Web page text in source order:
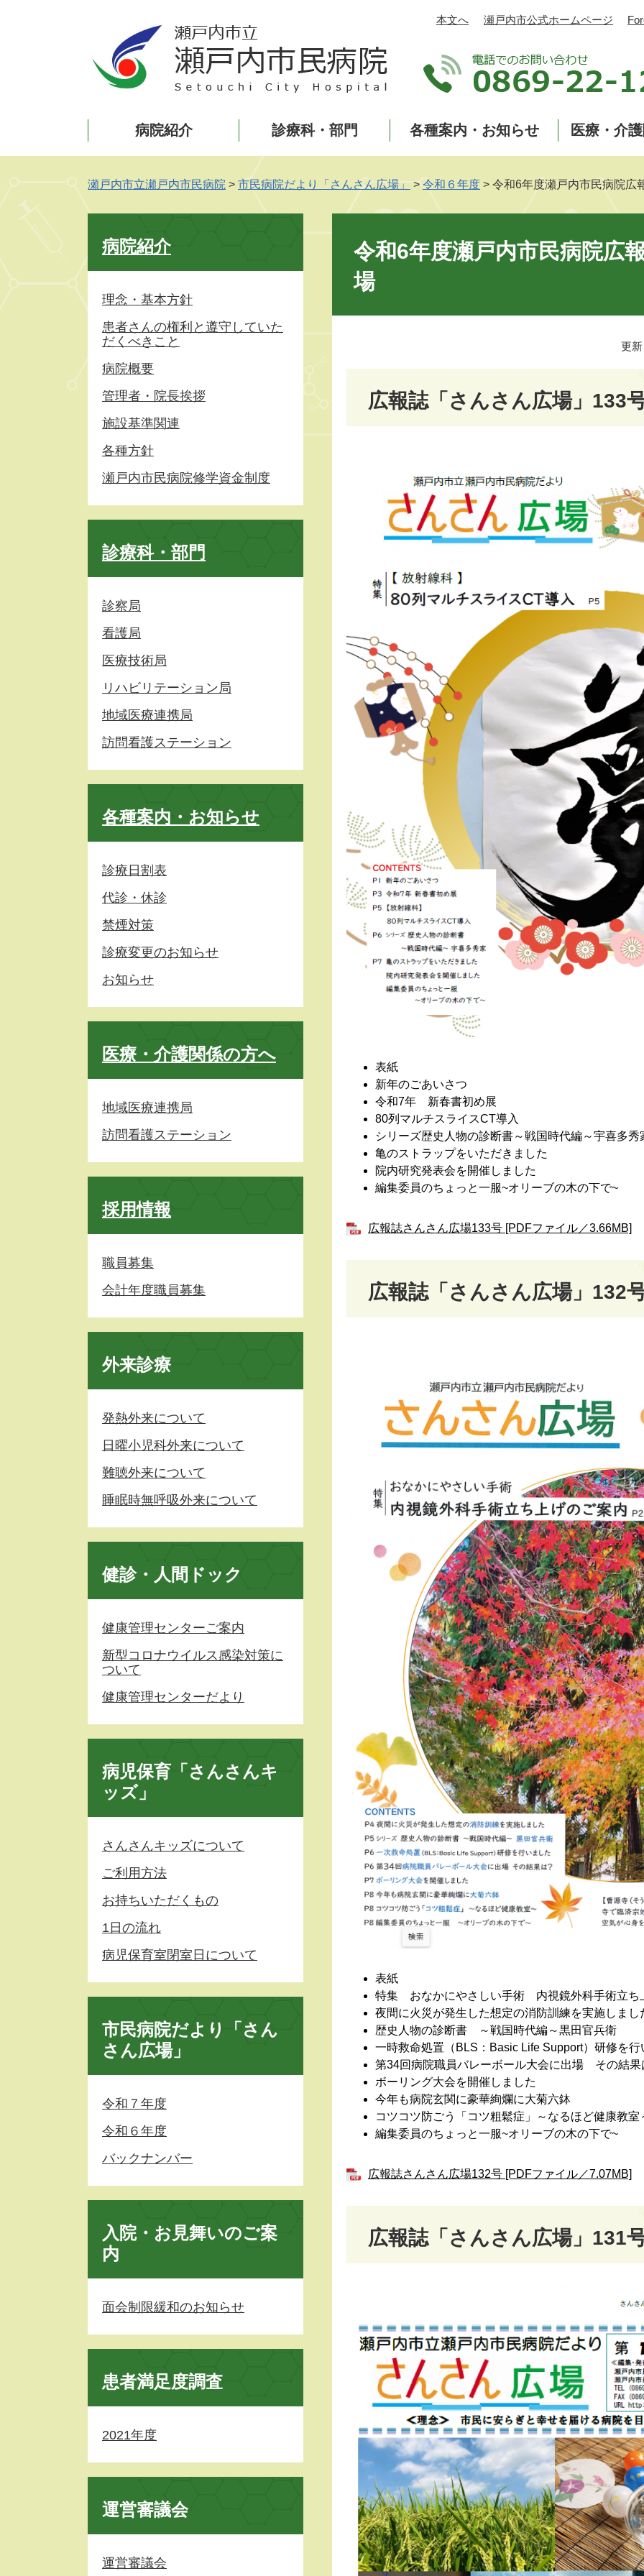
本文へ 瀬戸内市公式ホームページ
病院紹介 診療科・部門 各種案内・お知らせ 医療・介
瀬戸内市立瀬戸内市民病院 > 市民病院だより「さんさん広場」 > 令和６年度 > 令和6年度瀬戸内市民病院広
令和6年度瀬戸内市民病院広
場
更
広報誌「さんさん広場」133
表紙
新年のごあいさつ
令和7年 新春書初め展
80列マルチスライスCT導入
シリーズ歴史人物の診断書～戦国時代編～宇喜多秀
亀のストラップをいただきました
院内研究発表会を開催しました
編集委員のちょっと一服~オリーブの木の下で~
広報誌さんさん広場133号 [PDFファイル／3.66MB]
広報誌「さんさん広場」132
表紙
特集 おなかにやさしい手術 内視鏡外科手術立ち
夜間に火災が発生した想定の消防訓練を実施しまし
歴史人物の診断書 ～戦国時代編～黒田官兵衛
一時救命処置（BLS：Basic Life Support）研修を行
第34回病院職員バレーボール大会に出場 その結果
ボーリング大会を開催しました
今年も病院玄関に豪華絢爛に大菊六鉢
コツコツ防ごう「コツ粗鬆症」～なるほど健康教室
編集委員のちょっと一服~オリーブの木の下で~
広報誌さんさん広場132号 [PDFファイル／7.07MB]
広報誌「さんさん広場」131
病院紹介
理念・基本方針
患者さんの権利と遵守していた
だくべきこと
病院概要
管理者・院長挨拶
施設基準関連
各種方針
瀬戸内市民病院修学資金制度
診療科・部門
診察局
看護局
医療技術局
リハビリテーション局
地域医療連携局
訪問看護ステーション
各種案内・お知らせ
診療日割表
代診・休診
禁煙対策
診療変更のお知らせ
お知らせ
医療・介護関係の方へ
地域医療連携局
訪問看護ステーション
採用情報
職員募集
会計年度職員募集
外来診療
発熱外来について
日曜小児科外来について
難聴外来について
睡眠時無呼吸外来について
健診・人間ドック
健康管理センターご案内
新型コロナウイルス感染対策に
ついて
健康管理センターだより
病児保育「さんさんキ
ッズ」
さんさんキッズについて
ご利用方法
お持ちいただくもの
1日の流れ
病児保育室閉室日について
市民病院だより「さん
さん広場」
令和７年度
令和６年度
バックナンバー
入院・お見舞いのご案
内
面会制限緩和のお知らせ
患者満足度調査
2021年度
運営審議会
運営審議会